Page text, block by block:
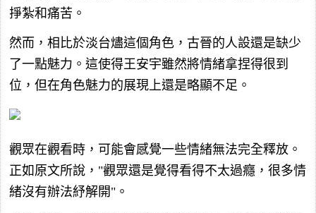
掙紮和痛苦。
然而，相比於淡台燼這個角色，古晉的人設還是缺少
了一點魅力。這使得王安宇雖然將情緒拿捏得很到
位，但在角色魅力的展現上還是略顯不足。
觀眾在觀看時，可能會感覺一些情緒無法完全釋放。
正如原文所說，"觀眾還是覺得看得不太過癮，很多情
緒沒有辦法紓解開"。